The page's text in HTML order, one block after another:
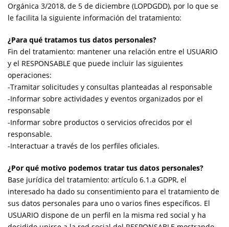
Orgánica 3/2018, de 5 de diciembre (LOPDGDD), por lo que se
le facilita la siguiente información del tratamiento:
¿Para qué tratamos tus datos personales?
Fin del tratamiento: mantener una relación entre el USUARIO
y el RESPONSABLE que puede incluir las siguientes
operaciones:
-Tramitar solicitudes y consultas planteadas al responsable
-Informar sobre actividades y eventos organizados por el
responsable
-Informar sobre productos o servicios ofrecidos por el
responsable.
-Interactuar a través de los perfiles oficiales.
¿Por qué motivo podemos tratar tus datos personales?
Base jurídica del tratamiento: artículo 6.1.a GDPR, el
interesado ha dado su consentimiento para el tratamiento de
sus datos personales para uno o varios fines específicos. El
USUARIO dispone de un perfil en la misma red social y ha